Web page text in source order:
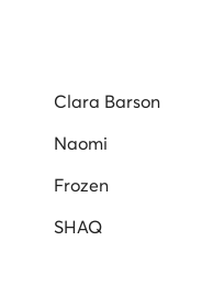
HilfigerClara Barson
Naomi
Frozen
SHAQ